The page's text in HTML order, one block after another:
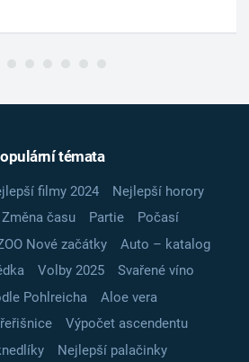
témata
filmy 2024
Nejlepší horory
Změna času Partie
Počasí
Nové začátky
Auto – katalog
Volby 2025
Svařené víno
Pohlreicha
Aloe vera
Výpočet ascendentu
Nejlepší palačinky